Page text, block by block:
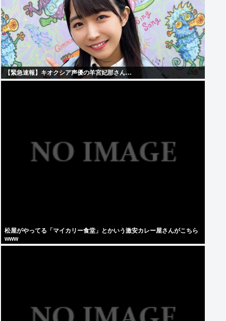
【緊急速報】キオクシア声優の羊宮妃那さん…
松屋がやってる「マイカリー食堂」とかいう激安カレー屋さんがこちら
www